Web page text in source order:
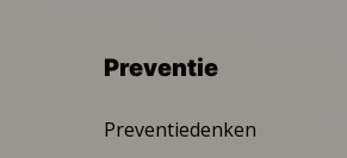
Preventie
Preventiedenken